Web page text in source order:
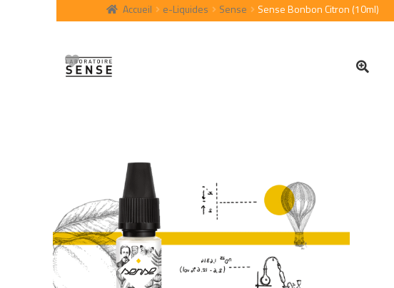
Accueil e-Liquides Sense Sense Bonbon Citron (10ml)